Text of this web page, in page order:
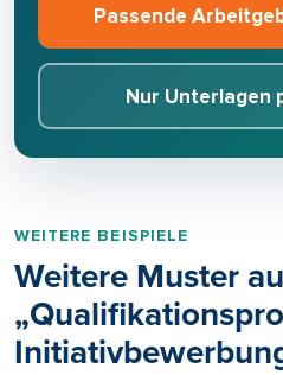
Passende
Nur Unterlagen
WEITERE BEISPIELE
Weitere Muster